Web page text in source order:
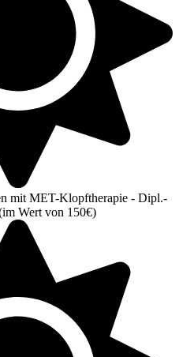
mit MET-Klopftherapie - Dipl.-
Wert von 150€)